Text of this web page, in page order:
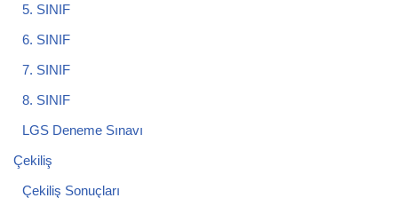
5. SINIF
6. SINIF
7. SINIF
8. SINIF
LGS Deneme Sınavı
Çekiliş
Çekiliş Sonuçları